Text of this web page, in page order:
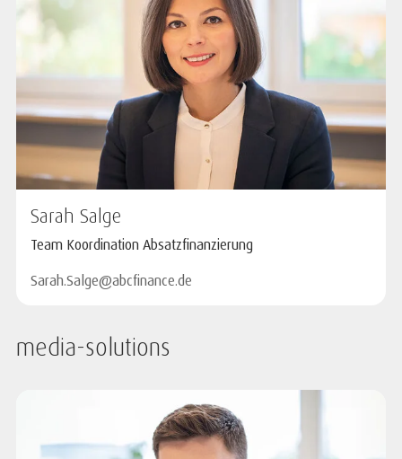
Sarah Salge
Team Koordination Absatzfinanzierung
Sarah.Salge@abcfinance.de
media-solutions